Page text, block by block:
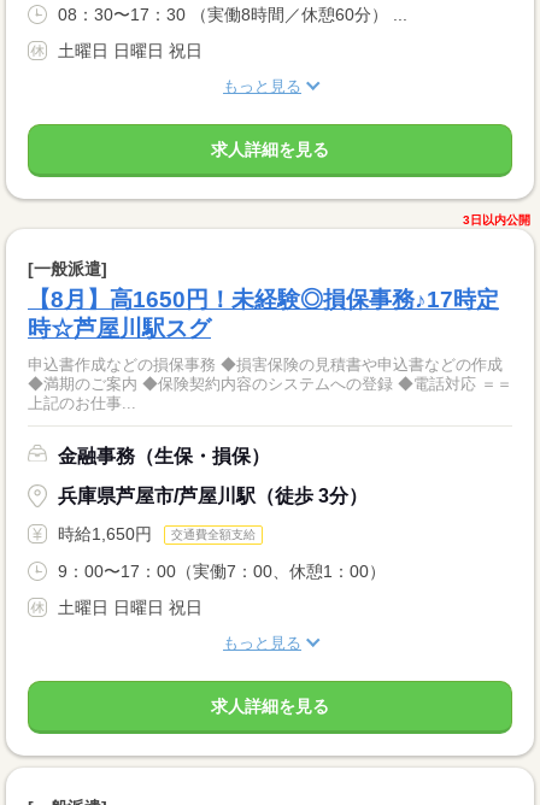
08：30〜17：30 （実働8時間／休憩60分） ...
土曜日 日曜日 祝日
もっと見る
求人詳細を見る
3日以内公開
[一般派遣]
【8月】高1650円！未経験◎損保事務♪17時定
時☆芦屋川駅スグ
申込書作成などの損保事務 ◆損害保険の見積書や申込書などの作成
◆満期のご案内 ◆保険契約内容のシステムへの登録 ◆電話対応 ＝＝
上記のお仕事...
金融事務（生保・損保）
兵庫県芦屋市/芦屋川駅（徒歩 3分）
時給1,650円 交通費全額支給
9：00〜17：00（実働7：00、休憩1：00）
土曜日 日曜日 祝日
もっと見る
求人詳細を見る